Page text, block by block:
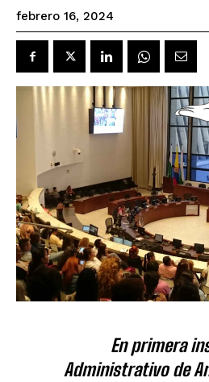
febrero 16, 2024
En primera
Administrativo de